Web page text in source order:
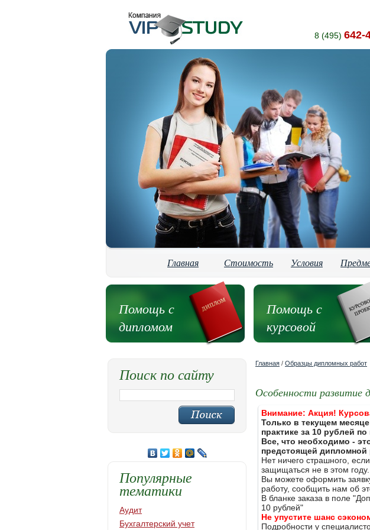
8 (495) 642-
Главная Стоимость Условия
Помощь с
дипломом
Помощь с
курсовой
Главная / Образцы дипломных работ
Особенности развитие
Внимание: Акция!
Только в текущем
практике за 10 рублей
Все, что необходимо -
предстоящей дипломной
Нет ничего страшного,
защищаться не в этом году.
Вы можете оформить
работу, сообщить нам об
В бланке заказа в поле
10 рублей"
Не упустите шанс
Подробности у
Поиск по сайту
Популярные
тематики
Аудит
Бухгалтерский учет